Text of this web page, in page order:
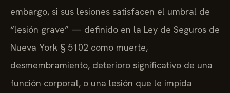
embargo, si sus lesiones satisfacen el umbral de
“lesión grave” — definido en la Ley de Seguros de
Nueva York § 5102 como muerte,
desmembramiento, deterioro significativo de una
función corporal, o una lesión que le impida